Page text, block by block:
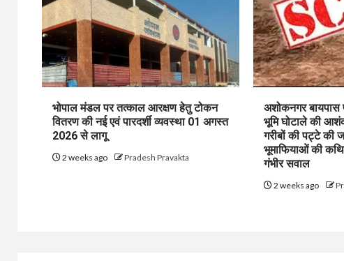
भोपाल मंडल पर तत्काल आरक्षण हेतु टोकन
वितरण की नई एवं पारदर्शी व्यवस्था 01 अगस्त
2026 से लागू
2 weeks ago Pradesh Pravakta
अशोकनगर बायपास
भूमि घोटाले की
गरीबों की पट्टे की
भूमाफियाओं की
गंभीर सवाल
2 weeks ago